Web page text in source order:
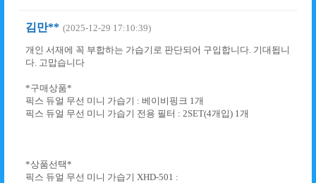
김만** (2025-12-29 17:10:39)
개인 서재에 꼭 부합하는 가습기로 판단되어 구입합니다. 기대됩니
다. 고맙습니다
*구매상품*
픽스 듀얼 무선 미니 가습기 : 베이비핑크 1개
픽스 듀얼 무선 미니 가습기 전용 필터 : 2SET(4개입) 1개
*상품선택*
픽스 듀얼 무선 미니 가습기 XHD-501 :